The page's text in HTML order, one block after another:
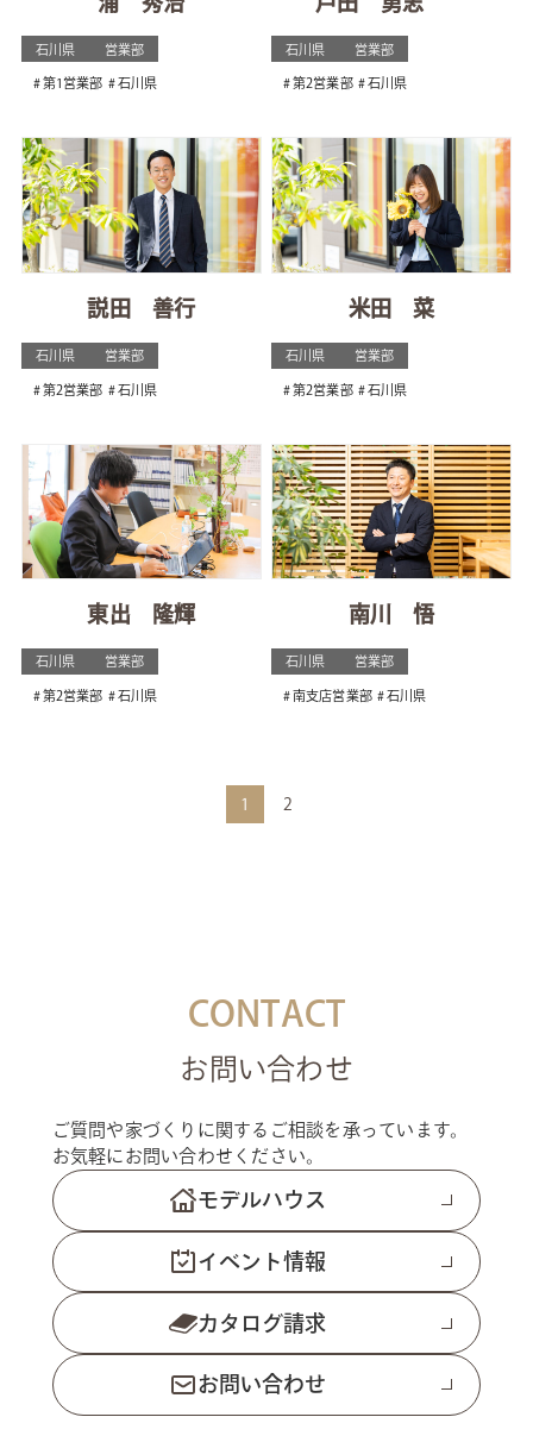
石川県 営業部
第1営業部 石川県
石川県 営業部
第2営業部 石川県
説田 善行
石川県 営業部
第2営業部 石川県
米田 菜
石川県 営業部
第2営業部 石川県
東出 隆輝
石川県 営業部
第2営業部 石川県
南川 悟
石川県 営業部
南支店営業部 石川県
1 2
CONTACT
お問い合わせ
ご質問や家づくりに関するご相談を承っています。
お気軽にお問い合わせください。
モデルハウス
イベント情報
カタログ請求
お問い合わせ